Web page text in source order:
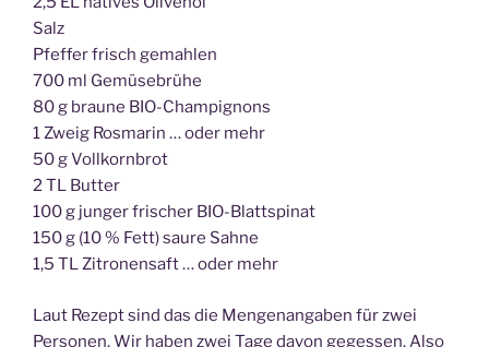
Salz
Pfeffer frisch gemahlen
700 ml Gemüsebrühe
80g braune BIO-Champignons
1Zweig Rosmarin … oder mehr
50gVollkornbrot
2TL Butter
100g junger frischer BIO-Blattspinat
150g (10 % Fett) saure Sahne
1,5 TLZitronensaft … oder mehr
Laut Rezept sind das die Mengenangaben für zwei
Personen. Wir haben zwei Tage davon gegessen. Also